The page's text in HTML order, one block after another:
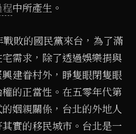
中所產生。
敗的國民黨來台，為了滿
需求，除了透過娛樂捐與
建眷村外，睜隻眼閉隻眼
的正當性。在五零年代第
姻親關係，台北的外地人
實的移民城市。台北是一